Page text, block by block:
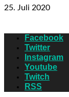
25. Juli 2020
Facebook
Twitter
Instagram
Youtube
Twitch
RSS